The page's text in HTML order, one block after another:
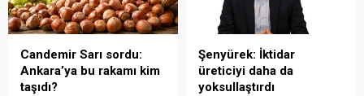
fiyat politikasının yeniden
değerlendirilmesi gerektiğini
söyledi.
üretici de yok sayacaktır”
dedi.
Candemir Sarı sordu:
Ankara’ya bu rakamı kim
taşıdı?
Şenyürek: İktidar
üreticiyi daha da
yoksullaştırdı